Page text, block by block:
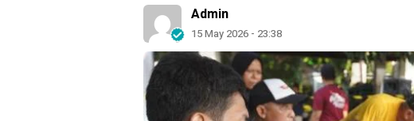
Admin
15 May 2026 - 23:38